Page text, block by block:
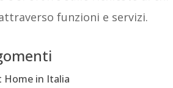
funzioni e servizi.
Home in Italia